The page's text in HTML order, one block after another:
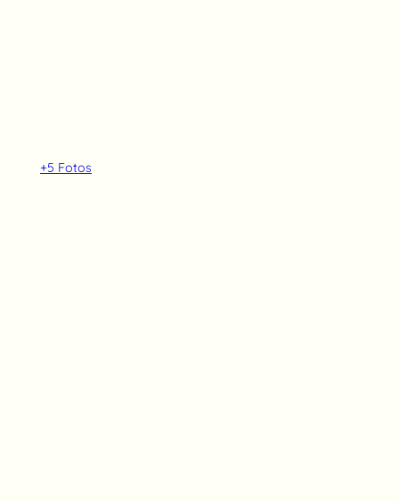
+5 Fotos